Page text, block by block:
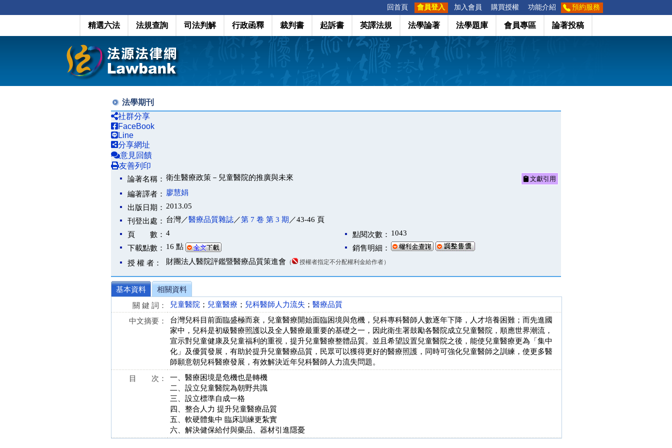
回首頁 會員登入 加入會員 購買授權 功能介紹 預約服務
精選六法 法規查詢 司法判解 行政函釋 裁判書 起訴書 英譯法規 法學論著 法學題庫 會員專區 論著投稿
法學期刊
社群分享
FaceBook
Line
分享網址
意見回饋
友善列印
論著名稱： 衛生醫療政策－兒童醫院的推廣與未來 文獻引用
編著譯者：
廖慧娟
出版日期： 2013.05
刊登出處： 台灣／醫療品質雜誌／第 7 卷 第 3 期 ／43-46 頁
頁 數： 4 點閱次數： 1043
下載點數： 16 點
銷售明細：
授 權 者：
財團法人醫院評鑑暨醫療品質策進會 （ 授權者指定不分配權利金給作者）
基本資料
相關資料
關 鍵 詞：
兒童醫院 ； 兒童醫療 ； 兒科醫師人力流失 ； 醫療品質
中文摘要：
台灣兒科目前面臨盛極而衰，兒童醫療開始面臨困境與危機，兒科專科醫師人數逐年下降，人才培養困難；而先進國
家中，兒科是初級醫療照護以及全人醫療最重要的基礎之一，因此衛生署鼓勵各醫院成立兒童醫院，順應世界潮流，
宣示對兒童健康及兒童福利的重視，提升兒童醫療整體品質。並且希望設置兒童醫院之後，能使兒童醫療更為「集中
化」及優質發展，有助於提升兒童醫療品質，民眾可以獲得更好的醫療照護，同時可強化兒童醫師之訓練，使更多醫
師願意朝兒科醫療發展，有效解決近年兒科醫師人力流失問題。
目 次：
一、醫療困境是危機也是轉機
二、設立兒童醫院為朝野共識
三、設立標準自成一格
四、整合人力 提升兒童醫療品質
五、軟硬體集中 臨床訓練更紮實
六、解決健保給付與藥品、器材引進隱憂